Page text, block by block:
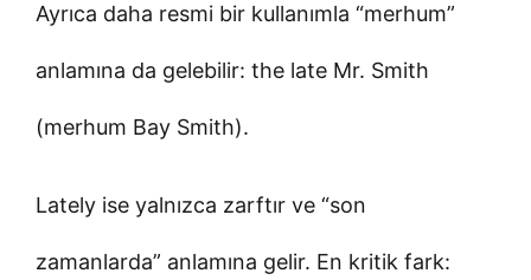
Ayrıca daha resmi bir kullanımla “merhum”
anlamına da gelebilir: the late Mr. Smith
(merhum Bay Smith).
Lately ise yalnızca zarftır ve “son
zamanlarda” anlamına gelir. En kritik fark: